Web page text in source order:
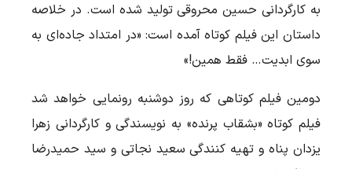
به کارگردانی حسین محروقی تولید شده است. در خلاصه
داستان این فیلم کوتاه آمده است: «در امتداد جاده‌ای به
سوی ابدیت… فقط همین!»
دومین فیلم کوتاهی که روز دوشنبه رونمایی خواهد شد
فیلم کوتاه «بشقاب پرنده» به نویسندگی و کارگردانی زهرا
یزدان پناه و تهیه کنندگی سعید نجاتی و سید حمیدرضا